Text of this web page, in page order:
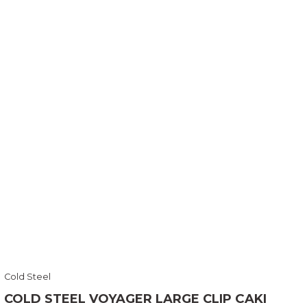
Cold Steel
COLD STEEL VOYAGER LARGE CLIP ÇAKI